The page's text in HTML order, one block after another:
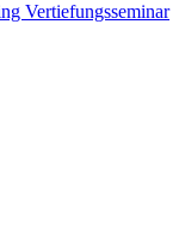
Vertiefungsseminar